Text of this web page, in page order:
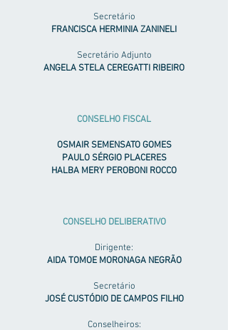
Secretário
FRANCISCA HERMINIA ZANINELI
Secretário Adjunto
ANGELA STELA CEREGATTI RIBEIRO
CONSELHO FISCAL
OSMAIR SEMENSATO GOMES
PAULO SÉRGIO PLACERES
HALBA MERY PEROBONI ROCCO
CONSELHO DELIBERATIVO
Dirigente:
AIDA TOMOE MORONAGA NEGRÃO
Secretário
JOSÉ CUSTÓDIO DE CAMPOS FILHO
Conselheiros: